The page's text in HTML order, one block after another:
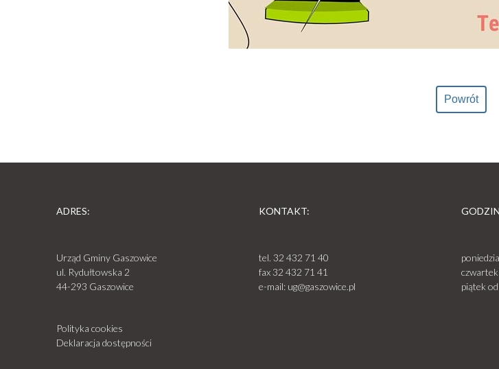
Powrót
ADRES:
Urząd Gminy Gaszowice
ul. Rydułtowska 2
44-293 Gaszowice
KONTAKT:
tel. 32 432 71 40
fax32 432 71 41
e-mail: ug@gaszowice.pl
piątek
Polityka cookies
Deklaracja dostępności